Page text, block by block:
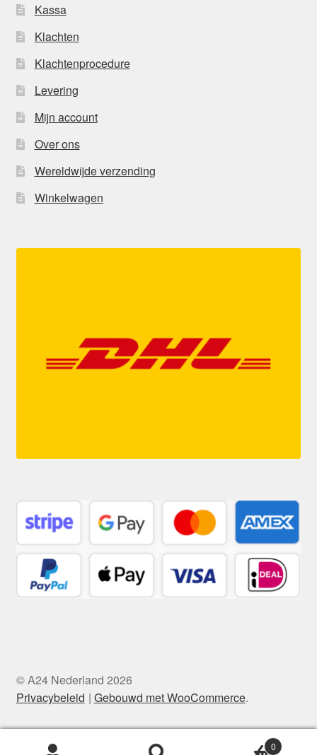
Kassa
Klachten
Klachtenprocedure
Levering
Mijn account
Over ons
Wereldwijde verzending
Winkelwagen
© A24 Nederland 2026
Privacybeleid
Gebouwd met WooCommerce.
0